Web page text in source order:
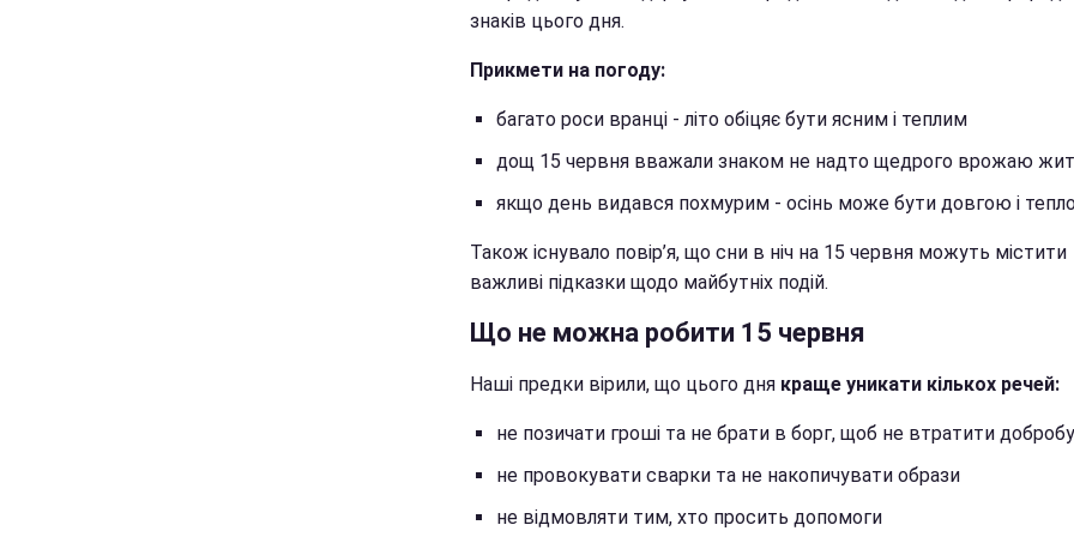
знаків цього дня.
Прикмети на погоду:
багато роси вранці - літо обіцяє бути ясним і теплим
дощ 15 червня вважали знаком не надто щедрого врожаю
якщо день видався похмурим - осінь може бути довгою і
Також існувало повір’я, що сни в ніч на 15 червня можуть містити
важливі підказки щодо майбутніх подій.
Що не можна робити 15 червня
Наші предки вірили, що цього дня краще уникати кількох речей:
не позичати гроші та не брати в борг, щоб не втратити
не провокувати сварки та не накопичувати образи
не відмовляти тим, хто просить допомоги